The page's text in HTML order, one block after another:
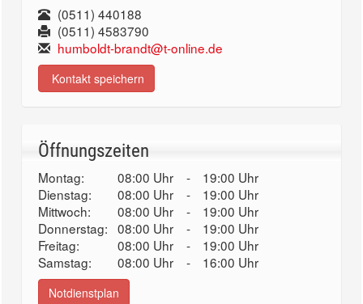
(0511) 440188
(0511) 4583790
humboldt-brandt@t-online.de
Kontakt speichern
Öffnungszeiten
Montag: 08:00 Uhr -
19:00 Uhr
Dienstag:
08:00 Uhr -
19:00 Uhr
Mittwoch:
08:00 Uhr -
19:00 Uhr
Donnerstag: 08:00 Uhr -
19:00 Uhr
Freitag:
08:00 Uhr -
19:00 Uhr
Samstag:
08:00 Uhr - 16:00 Uhr
Notdienstplan